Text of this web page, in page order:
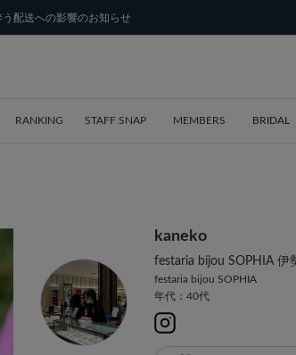
う配送への影響のお知らせ
RANKING STAFF SNAP MEMBERS BRIDAL
kaneko
festaria bijou SOPHIA 伊
festaria bijou SOPHIA
年代：40代